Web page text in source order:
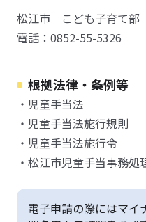
松江市 こども子育て
電話：0852-55-5326
根拠法律・条例等
・児童手当法
・児童手当法施行規則
・児童手当法施行令
・松江市児童手当事務処
電子申請の際にはマイ